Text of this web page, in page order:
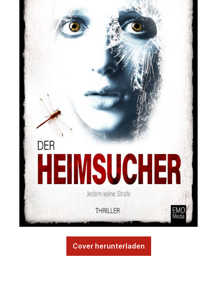
Cover herunterladen